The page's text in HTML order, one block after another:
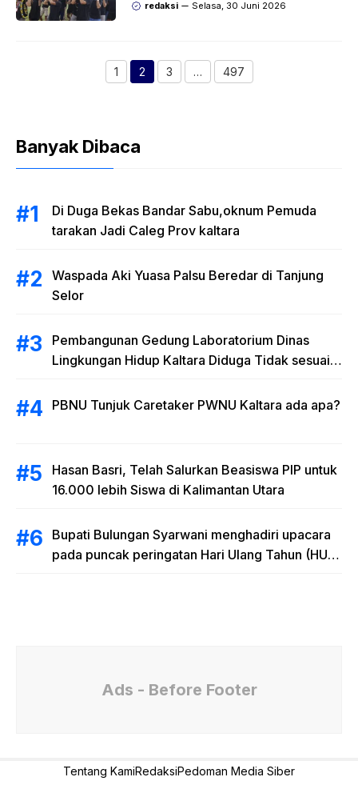
redaksi Selasa, 30 Juni 2026
Halaman
1 Halaman
2 Halaman
3 … Halaman
497
Banyak Dibaca
Di Duga Bekas Bandar Sabu,oknum Pemuda
tarakan Jadi Caleg Prov kaltara
Waspada Aki Yuasa Palsu Beredar di Tanjung
Selor
Pembangunan Gedung Laboratorium Dinas
Lingkungan Hidup Kaltara Diduga Tidak sesuai
PBNU Tunjuk Caretaker PWNU Kaltara ada apa?
Hasan Basri, Telah Salurkan Beasiswa PIP untuk
16.000 lebih Siswa di Kalimantan Utara
Bupati Bulungan Syarwani menghadiri upacara
pada puncak peringatan Hari Ulang Tahun (HUT)
Ads - Before Footer
Tentang KamiRedaksiPedoman Media Siber